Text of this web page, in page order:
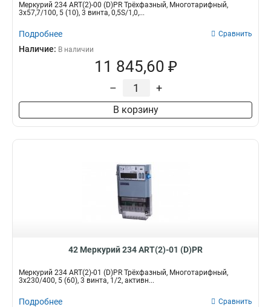
Меркурий 234 ART(2)-00 (D)PR Трёхфазный, Многотарифный,
3x57,7/100, 5 (10), 3 винта, 0,5S/1,0,...
Подробнее Сравнить
Наличие: В наличии
11 845,60 ₽
– +
В корзину
42 Меркурий 234 ART(2)-01 (D)PR
Меркурий 234 ART(2)-01 (D)PR Трёхфазный, Многотарифный,
3x230/400, 5 (60), 3 винта, 1/2, активн...
Подробнее Сравнить